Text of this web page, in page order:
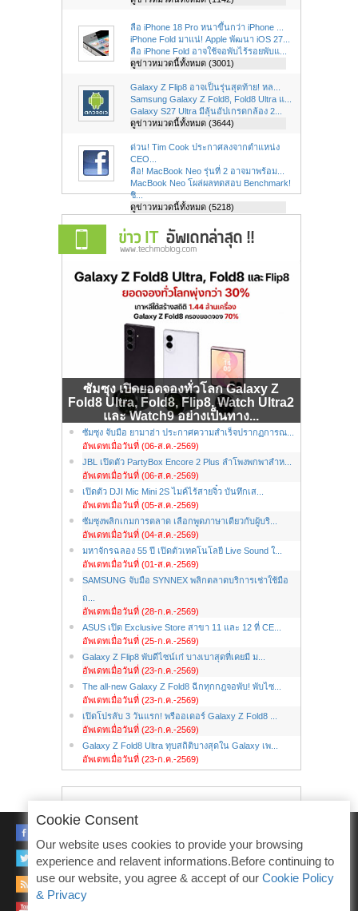
ลือ iPhone 18 Pro หนาขึ้นกว่า iPhone ...
iPhone Fold มาแน่! Apple พัฒนา iOS 27...
ลือ iPhone Fold อาจใช้จอพับไร้รอยพับแ...
ดูข่าวหมวดนี้ทั้งหมด (3001)
Galaxy Z Flip8 อาจเป็นรุ่นสุดท้าย! หล...
Samsung Galaxy Z Fold8, Fold8 Ultra แ...
Galaxy S27 Ultra มีลุ้นอัปเกรดกล้อง 2...
ดูข่าวหมวดนี้ทั้งหมด (3644)
ด่วน! Tim Cook ประกาศลงจากตำแหน่ง
CEO...
ลือ! MacBook Neo รุ่นที่ 2 อาจมาพร้อม...
MacBook Neo โผล่ผลทดสอบ Benchmark!
ชิ...
ดูข่าวหมวดนี้ทั้งหมด (5218)
ซัมซุง เปิดยอดจองทั่วโลก Galaxy Z
Fold8 Ultra, Fold8, Flip8, Watch Ultra2
และ Watch9 อย่างเป็นทาง...
ซัมซุง จับมือ ยามาฮ่า ประกาศความสำเร็จปรากฏการณ...
อัพเดทเมื่อวันที่ (06-ส.ค.-2569)
JBL เปิดตัว PartyBox Encore 2 Plus ลำโพงพกพาสำห...
อัพเดทเมื่อวันที่ (06-ส.ค.-2569)
เปิดตัว DJI Mic Mini 2S ไมค์ไร้สายจิ๋ว บันทึกเส...
อัพเดทเมื่อวันที่ (05-ส.ค.-2569)
ซัมซุงพลิกเกมการตลาด เลือกพูดภาษาเดียวกับผู้บริ...
อัพเดทเมื่อวันที่ (04-ส.ค.-2569)
มหาจักรฉลอง 55 ปี เปิดตัวเทคโนโลยี Live Sound ใ...
อัพเดทเมื่อวันที่ (01-ส.ค.-2569)
SAMSUNG จับมือ SYNNEX พลิกตลาดบริการเช่าใช้มือ
ถ...
อัพเดทเมื่อวันที่ (28-ก.ค.-2569)
ASUS เปิด Exclusive Store สาขา 11 และ 12 ที่ CE...
อัพเดทเมื่อวันที่ (25-ก.ค.-2569)
Galaxy Z Flip8 พับดีไซน์เก๋ บางเบาสุดที่เคยมี ม...
อัพเดทเมื่อวันที่ (23-ก.ค.-2569)
The all-new Galaxy Z Fold8 ฉีกทุกกฎจอพับ! พับไซ...
อัพเดทเมื่อวันที่ (23-ก.ค.-2569)
เปิดโปรลับ 3 วันแรก! พรีออเดอร์ Galaxy Z Fold8 ...
อัพเดทเมื่อวันที่ (23-ก.ค.-2569)
Galaxy Z Fold8 Ultra ทุบสถิติบางสุดใน Galaxy เพ...
อัพเดทเมื่อวันที่ (23-ก.ค.-2569)
TWITTER
RSS
Cookie Consent
Our website uses cookies to provide your browsing
experience and relavent informations.Before continuing to
use our website, you agree & accept of our Cookie Policy
& Privacy